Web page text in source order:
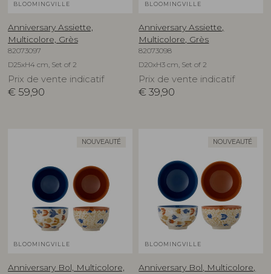
BLOOMINGVILLE
Anniversary Assiette,
Multicolore, Grès
82073097
D25xH4 cm, Set of 2
Prix de vente indicatif
€ 59,90
BLOOMINGVILLE
Anniversary Assiette,
Multicolore, Grès
82073098
D20xH3 cm, Set of 2
Prix de vente indicatif
€ 39,90
NOUVEAUTÉ
BLOOMINGVILLE
Anniversary Bol, Multicolore,
NOUVEAUTÉ
BLOOMINGVILLE
Anniversary Bol, Multicolore,